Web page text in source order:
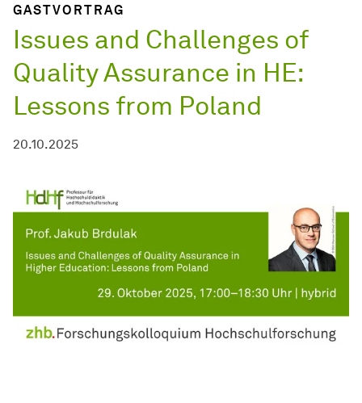
GASTVORTRAG
Issues and Challenges of
Quality Assurance in HE:
Lessons from Poland
20.10.2025